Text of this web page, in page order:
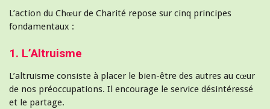
L’action du Chœur de Charité repose sur cinq principes
fondamentaux :
1. L’Altruisme
L’altruisme consiste à placer le bien-être des autres au cœur
de nos préoccupations. Il encourage le service désintéressé
et le partage.